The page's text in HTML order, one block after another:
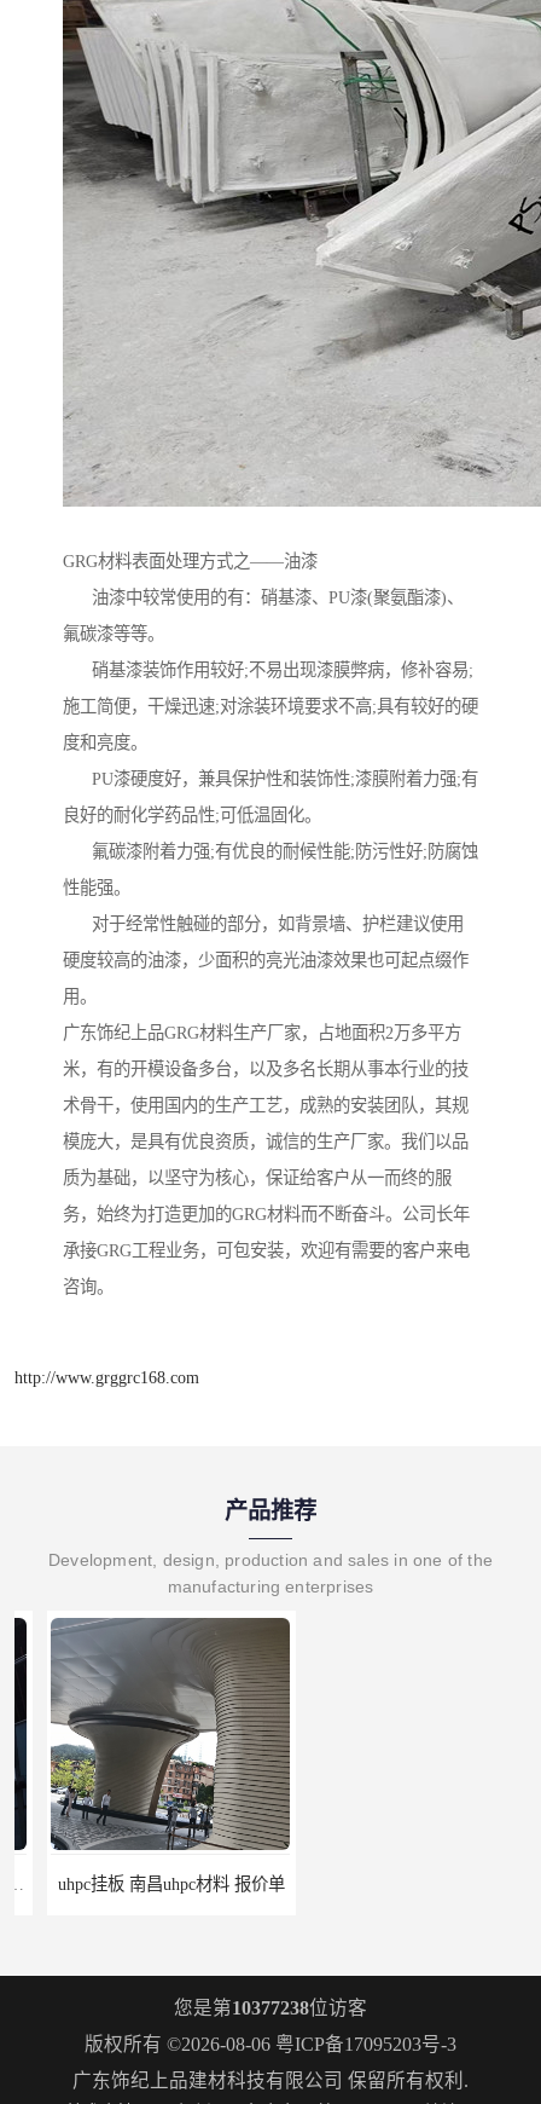
GRG材料表面处理方式之——油漆
油漆中较常使用的有：硝基漆、PU漆(聚氨酯漆)、
氟碳漆等等。
硝基漆装饰作用较好;不易出现漆膜弊病，修补容易;
施工简便，干燥迅速;对涂装环境要求不高;具有较好的硬
度和亮度。
PU漆硬度好，兼具保护性和装饰性;漆膜附着力强;有
良好的耐化学药品性;可低温固化。
氟碳漆附着力强;有优良的耐候性能;防污性好;防腐蚀
性能强。
对于经常性触碰的部分，如背景墙、护栏建议使用
硬度较高的油漆，少面积的亮光油漆效果也可起点缀作
用。
广东饰纪上品GRG材料生产厂家，占地面积2万多平方
米，有的开模设备多台，以及多名长期从事本行业的技
术骨干，使用国内的生产工艺，成熟的安装团队，其规
模庞大，是具有优良资质，诚信的生产厂家。我们以品
质为基础，以坚守为核心，保证给客户从一而终的服
务，始终为打造更加的GRG材料而不断奋斗。公司长年
承接GRG工程业务，可包安装，欢迎有需要的客户来电
咨询。
http://www.grggrc168.com
产品推荐
Development, design, production and sales in one of the
manufacturing enterprises
uhpc挂板 南昌uhpc材料 报价单
您是第10377238位访客
版权所有 ©2026-08-06 粤ICP备17095203号-3
广东饰纪上品建材科技有限公司 保留所有权利.